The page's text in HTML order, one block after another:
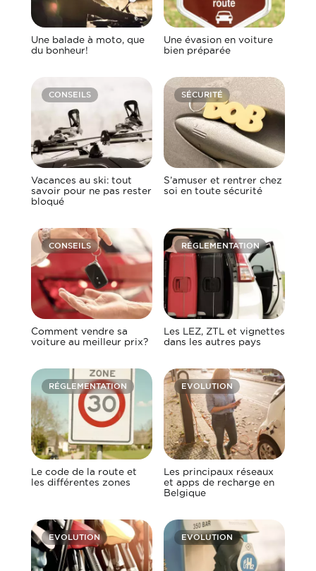
Une balade à moto, que
du bonheur!
Une évasion en voiture
bien préparée
CONSEILS
Vacances au ski: tout
savoir pour ne pas rester
bloqué
SÉCURITÉ
S’amuser et rentrer chez
soi en toute sécurité
CONSEILS
Comment vendre sa
voiture au meilleur prix?
RÉGLEMENTATION
Les LEZ, ZTL et vignettes
dans les autres pays
RÉGLEMENTATION
Le code de la route et
les différentes zones
EVOLUTION
Les principaux réseaux
et apps de recharge en
Belgique
EVOLUTION EVOLUTION